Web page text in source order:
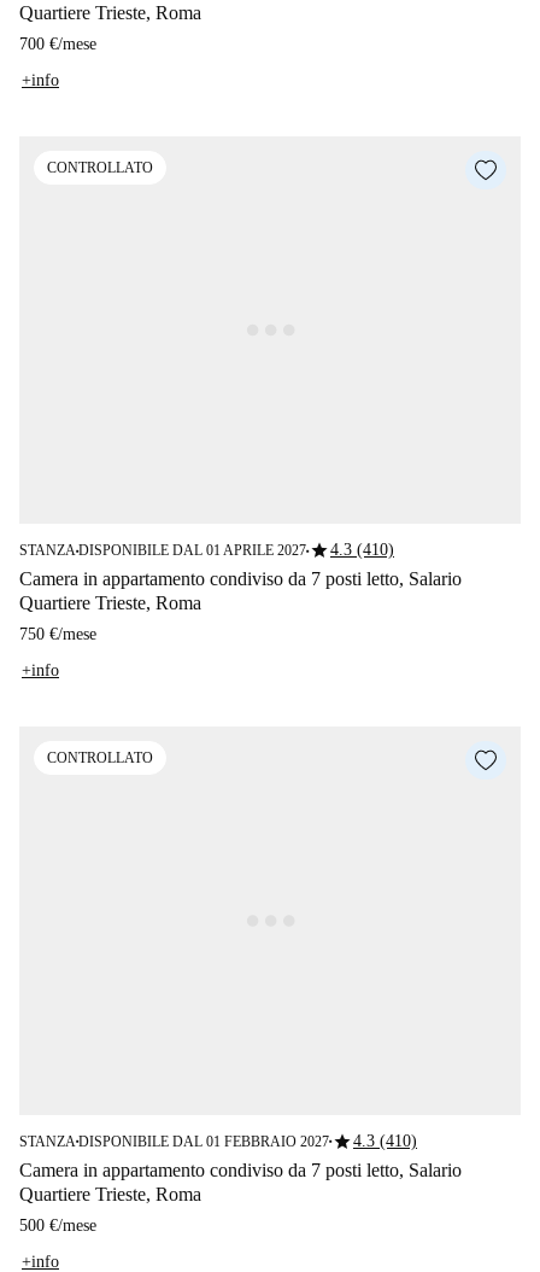
Quartiere Trieste, Roma
700 €/mese
+info
CONTROLLATO
STANZA■DISPONIBILE DAL 01 APRILE 2027■star4.3 (410)
Camera in appartamento condiviso da 7 posti letto, Salario
Quartiere Trieste, Roma
750 €/mese
+info
CONTROLLATO
STANZA ■DISPONIBILE DAL 01 FEBBRAIO 2027■star4.3 (410)
Camera in appartamento condiviso da 7 posti letto, Salario
Quartiere Trieste, Roma
500 €/mese
+info